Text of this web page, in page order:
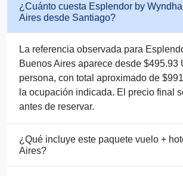
¿Cuánto cuesta Esplendor by
Aires desde Santiago?
La referencia observada para
Buenos Aires aparece desde $495.93
persona, con total aproximado de
la ocupación indicada. El precio final
antes de reservar.
¿Qué incluye este paquete vuelo +
Aires?